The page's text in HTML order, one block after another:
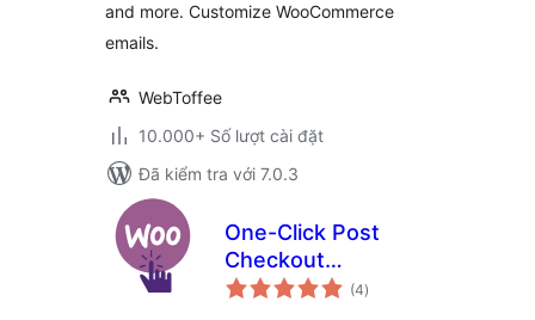
and more. Customize WooCommerce
emails.
WebToffee
10.000+ Số lượt cài đặt
Đã kiểm tra với 7.0.3
One-Click Post
Checkout
Registration for
(4tổng
đánh
)